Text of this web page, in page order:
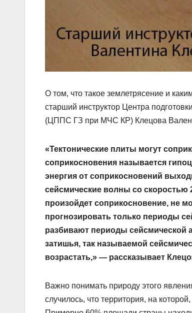
О том, что такое землетрясение и
старший инструктор Центра
(ЦППС ГЗ при МЧС КР) Клецова
«Тектонические плиты могут
соприкосновения называется
энергия от соприкосновений
сейсмические волны со скоростью
произойдет соприкосновение, не
прогнозировать только периоды
разбивают периоды сейсмической
затишья, так называемой
возрастать,» — рассказывает
Важно понимать природу этого
случилось, что территория, на